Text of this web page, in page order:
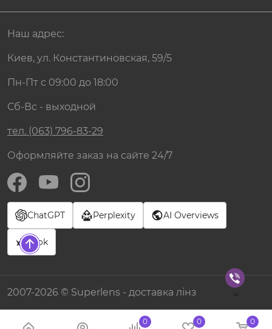
Наш адрес:
Киев, ул. Константиновская, 59/5
Пн-Пт с 09:00 до 18:00
Сб-Вс - выходной
тел. (063) 796-83-29
Оформляйте заказ на сайте 24/7
ChatGPT Perplexity AI Overviews
Grok
2007-2026 © Superlens - доставка лінз
0 0 0